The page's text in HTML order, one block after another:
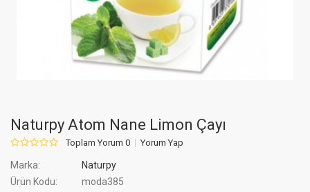
Naturpy Atom Nane Limon Çayı
Toplam Yorum 0 Yorum Yap
Marka:
Naturpy
Ürün Kodu:
moda385